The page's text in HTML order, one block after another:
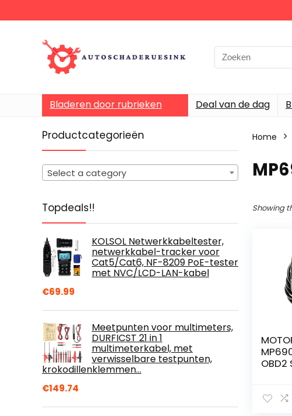
Bladeren door rubrieken Deal van de dag
Productcategorieën
Select a category
Topdeals!!
KOLSOL Netwerkkabeltester,
netwerkkabel-tracker voor
Cat5/Cat6, NF-8209 PoE-tester
met NVC/LCD-LAN-kabel
€69.99
Meetpunten voor multimeters,
DURFICST 21 in 1
multimeterkabel, met
verwisselbare testpunten,
krokodillenklemmen…
€149.74
Home
Showing